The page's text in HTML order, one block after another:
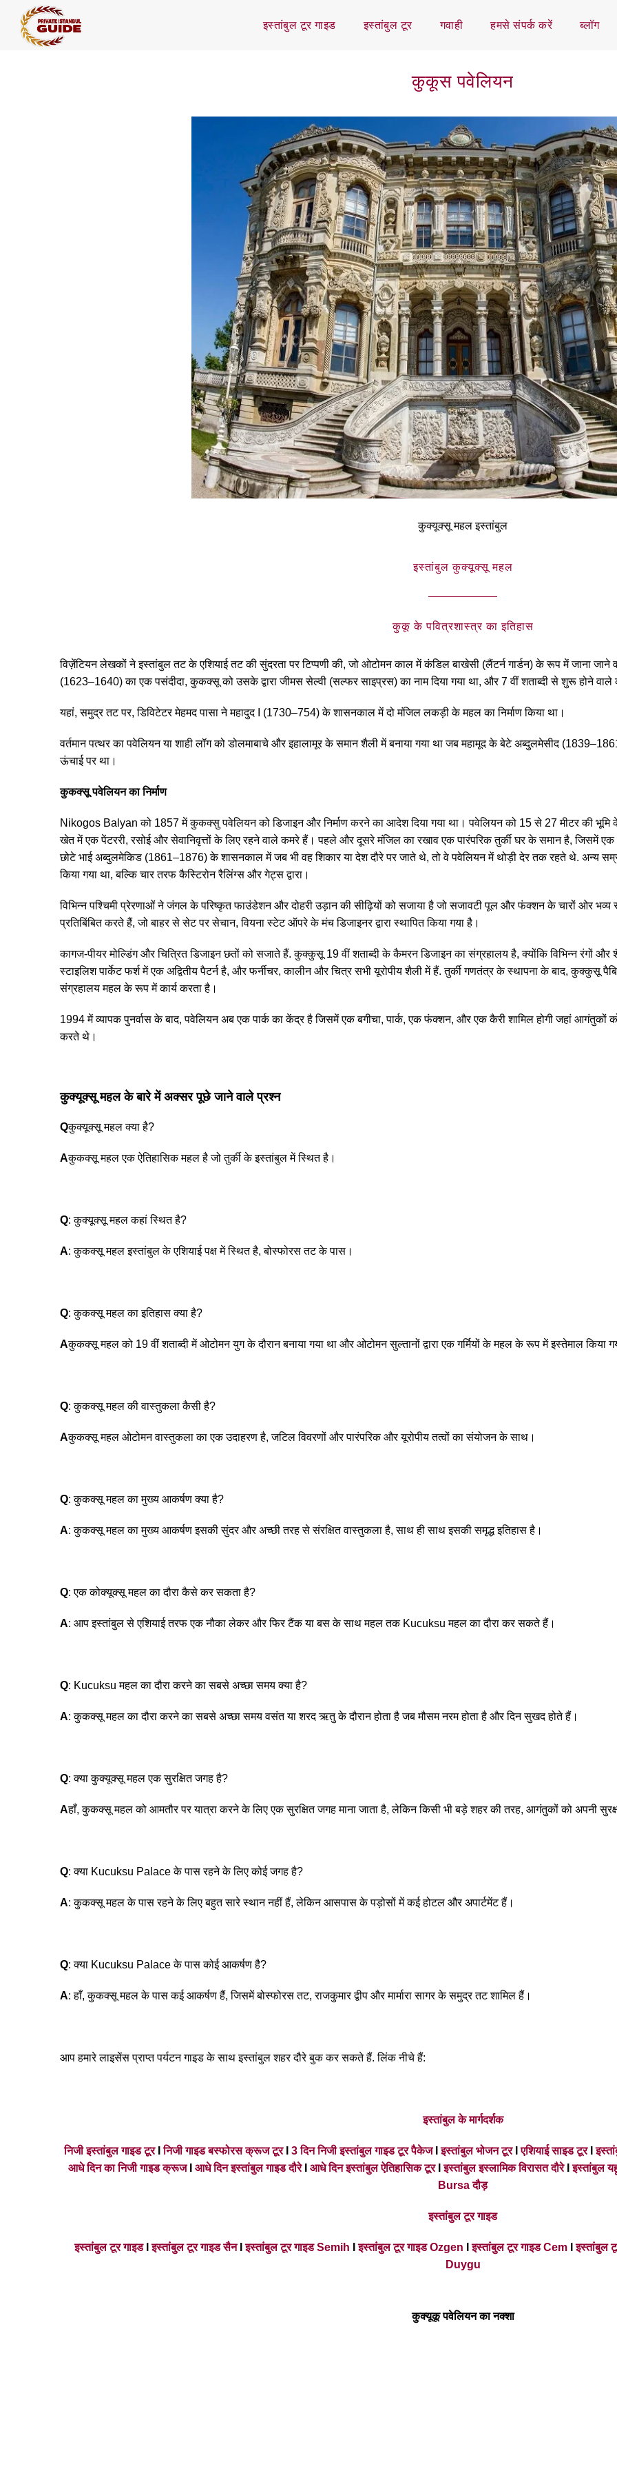
इस्तांबुल टूर गाइड इस्तांबुल टूर गवाही हमसे संपर्क करें ब्लॉग
कुकूस पवेलियन
कुक्यूक्सू महल इस्तांबुल
इस्तांबुल कुक्यूक्सू महल
कुकू के पवित्रशास्त्र का इतिहास
विज़ेंटियन लेखकों ने इस्तांबुल तट के एशियाई तट की सुंदरता पर टिप्पणी की, जो ओटोमन काल में कंडिल बाखेसी (लैंटर्न गार्डन) के रूप में जाना जाने
(1623–1640) का एक पसंदीदा, कुकक्सू को उसके द्वारा जीमस सेल्वी (सल्फर साइप्रस) का नाम दिया गया था, और 7 वीं शताब्दी से शुरू होने वाले
यहां, समुद्र तट पर, डिविटेटर मेहमद पासा ने महादुद I (1730–754) के शासनकाल में दो मंजिल लकड़ी के महल का निर्माण किया था।
वर्तमान पत्थर का पवेलियन या शाही लॉग को डोलमाबाचे और इहालामूर के समान शैली में बनाया गया था जब महामूद के बेटे अब्दुलमेसीद
ऊंचाई पर था।
कुकक्सू पवेलियन का निर्माण
Nikogos Balyan को 1857 में कुकक्सु पवेलियन को डिजाइन और निर्माण करने का आदेश दिया गया था। पवेलियन को 15 से 27 मीटर की
खेत में एक पेंटररी, रसोई और सेवानिवृत्तों के लिए रहने वाले कमरे हैं। पहले और दूसरे मंजिल का रखाव एक पारंपरिक तुर्की घर के समान है, जिसमें
छोटे भाई अब्दुलमेकिड (1861–1876) के शासनकाल में जब भी वह शिकार या देश दौरे पर जाते थे, तो वे पवेलियन में थोड़ी देर तक रहते थे. अन्य
किया गया था, बल्कि चार तरफ कैस्टिरोन रैलिंग्स और गेट्स द्वारा।
विभिन्न पश्चिमी प्रेरणाओं ने जंगल के परिष्कृत फाउंडेशन और दोहरी उड़ान की सीढ़ियों को सजाया है जो सजावटी पूल और फंक्शन के चारों ओर
प्रतिबिंबित करते हैं, जो बाहर से सेट पर सेचान, वियना स्टेट ऑपरे के मंच डिजाइनर द्वारा स्थापित किया गया है।
कागज-पीयर मोल्डिंग और चित्रित डिजाइन छतों को सजाते हैं. कुक्कुसू 19 वीं शताब्दी के कैमरन डिजाइन का संग्रहालय है, क्योंकि विभिन्न रंगों
स्टाइलिश पार्केट फर्श में एक अद्वितीय पैटर्न है, और फर्नीचर, कालीन और चित्र सभी यूरोपीय शैली में हैं. तुर्की गणतंत्र के स्थापना के बाद, कुक्कुसू
संग्रहालय महल के रूप में कार्य करता है।
1994 में व्यापक पुनर्वास के बाद, पवेलियन अब एक पार्क का केंद्र है जिसमें एक बगीचा, पार्क, एक फंक्शन, और एक कैरी शामिल होगी जहां
करते थे।
कुक्यूक्सू महल के बारे में अक्सर पूछे जाने वाले प्रश्न
Qकुक्यूक्सू महल क्या है?
Aकुकक्सू महल एक ऐतिहासिक महल है जो तुर्की के इस्तांबुल में स्थित है।
Q: कुक्यूक्सू महल कहां स्थित है?
A: कुकक्सू महल इस्तांबुल के एशियाई पक्ष में स्थित है, बोस्फोरस तट के पास।
Q: कुकक्सू महल का इतिहास क्या है?
Aकुकक्सू महल को 19 वीं शताब्दी में ओटोमन युग के दौरान बनाया गया था और ओटोमन सुल्तानों द्वारा एक गर्मियों के महल के रूप में इस्तेमाल किया
Q: कुकक्सू महल की वास्तुकला कैसी है?
Aकुकक्सू महल ओटोमन वास्तुकला का एक उदाहरण है, जटिल विवरणों और पारंपरिक और यूरोपीय तत्वों का संयोजन के साथ।
Q: कुकक्सू महल का मुख्य आकर्षण क्या है?
A: कुकक्सू महल का मुख्य आकर्षण इसकी सुंदर और अच्छी तरह से संरक्षित वास्तुकला है, साथ ही साथ इसकी समृद्ध इतिहास है।
Q: एक कोक्यूक्सू महल का दौरा कैसे कर सकता है?
A: आप इस्तांबुल से एशियाई तरफ एक नौका लेकर और फिर टैंक या बस के साथ महल तक Kucuksu महल का दौरा कर सकते हैं।
Q: Kucuksu महल का दौरा करने का सबसे अच्छा समय क्या है?
A: कुकक्सू महल का दौरा करने का सबसे अच्छा समय वसंत या शरद ऋतु के दौरान होता है जब मौसम नरम होता है और दिन सुखद होते हैं।
Q: क्या कुक्यूक्सू महल एक सुरक्षित जगह है?
Aहाँ, कुकक्सू महल को आमतौर पर यात्रा करने के लिए एक सुरक्षित जगह माना जाता है, लेकिन किसी भी बड़े शहर की तरह, आगंतुकों को अपनी
Q: क्या Kucuksu Palace के पास रहने के लिए कोई जगह है?
A: कुकक्सू महल के पास रहने के लिए बहुत सारे स्थान नहीं हैं, लेकिन आसपास के पड़ोसों में कई होटल और अपार्टमेंट हैं।
Q: क्या Kucuksu Palace के पास कोई आकर्षण है?
A: हाँ, कुकक्सू महल के पास कई आकर्षण हैं, जिसमें बोस्फोरस तट, राजकुमार द्वीप और मार्मारा सागर के समुद्र तट शामिल हैं।
आप हमारे लाइसेंस प्राप्त पर्यटन गाइड के साथ इस्तांबुल शहर दौरे बुक कर सकते हैं. लिंक नीचे हैं:
इस्तांबुल के मार्गदर्शक
निजी इस्तांबुल गाइड टूरIनिजी गाइड बस्फोरस क्रूज टूरI 3 दिन निजी इस्तांबुल गाइड टूर पैकेजIइस्तांबुल भोजन टूरIएशियाई साइड टूरI
आधे दिन का निजी गाइड क्रूजI आधे दिन इस्तांबुल गाइड दौरेI आधे दिन इस्तांबुल ऐतिहासिक टूरIइस्तांबुल इस्लामिक विरासत दौरेIइस्तांबुल
Bursa दौड़
इस्तांबुल टूर गाइड
इस्तांबुल टूर गाइडIइस्तांबुल टूर गाइड सैनIइस्तांबुल टूर गाइड Semih Iइस्तांबुल टूर गाइड Ozgen Iइस्तांबुल टूर गाइड Cem Iइस्तांबुल
Duygu
कुक्यूकू पवेलियन का नक्शा